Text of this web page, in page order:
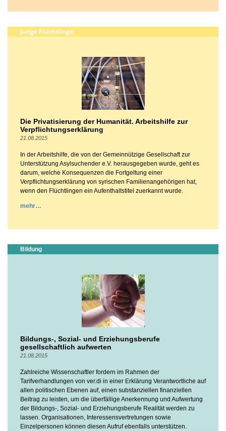
Junge Flüchtlinge
Die Privatisierung der Humanität. Arbeitshilfe zur
Verpflichtungserklärung
21.08.2015
In der Arbeitshilfe, die von der Gemeinnützige Gesellschaft zur
Unterstützung Asylsuchender e.V. herausgegeben wurde, geht es
darum, welche Konsequenzen die Fortgeltung einer
Verpflichtungserklärung von syrischen Familienangehörigen hat,
wenn den Flüchtlingen ein Aufenthaltstitel zuerkannt wurde.
mehr
Bildung
Bildungs-, Sozial- und Erziehungsberufe
gesellschaftlich aufwerten
21.08.2015
Zahlreiche Wissenschaftler fordern im Rahmen der
Tarifverhandlungen von ver.di in einer Erklärung Verantwortliche auf
allen politischen Ebenen auf, einen substanziellen finanziellen
Beitrag zu leisten, um die überfällige Anerkennung und Aufwertung
der Bildungs-, Sozial- und Erziehungsberufe Realität werden zu
lassen. Organisationen, Interessensvertretungen sowie
Einzelpersonen können diesen Aufruf ebenfalls unterstützen.